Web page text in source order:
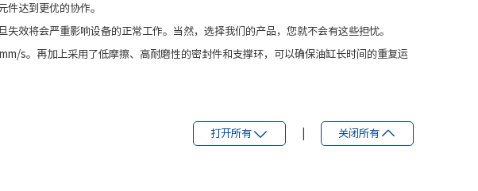
件达到更优的协作。
效将会严重影响设备的正常工作。当然，选择我们的产品，您就不会有这些担忧。
s。再加上采用了低摩擦、高耐磨性的密封件和支撑环，可以确保油缸长时间的重复运
打开所有 关闭所有